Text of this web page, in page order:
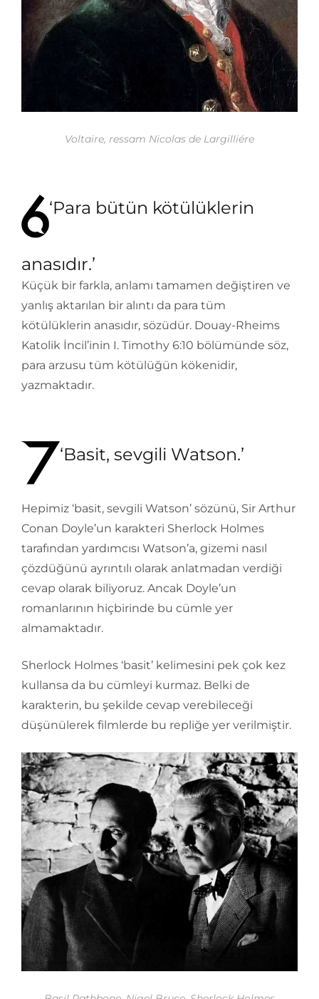
Voltaire, ressam Nicolas de Largilliére
‘Para bütün kötülüklerin
anasıdır.’
Küçük bir farkla, anlamı tamamen değiştiren ve
yanlış aktarılan bir alıntı da para tüm
kötülüklerin anasıdır, sözüdür. Douay-Rheims
Katolik İncil’inin I. Timothy 6:10 bölümünde söz,
para arzusu tüm kötülüğün kökenidir,
yazmaktadır.
‘Basit, sevgili Watson.’
Hepimiz ‘basit, sevgili Watson’ sözünü, Sir Arthur
Conan Doyle’un karakteri Sherlock Holmes
tarafından yardımcısı Watson’a, gizemi nasıl
çözdüğünü ayrıntılı olarak anlatmadan verdiği
cevap olarak biliyoruz. Ancak Doyle’un
romanlarının hiçbirinde bu cümle yer
almamaktadır.
Sherlock Holmes ‘basit’ kelimesini pek çok kez
kullansa da bu cümleyi kurmaz. Belki de
karakterin, bu şekilde cevap verebileceği
düşünülerek filmlerde bu repliğe yer verilmiştir.